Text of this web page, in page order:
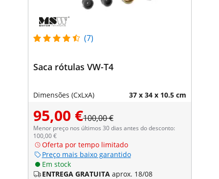
(7)
Saca rótulas VW-T4
Dimensões (CxLxA) 37 x 34 x 10.5 cm
95,00 €100,00 €
Menor preço nos últimos 30 dias antes do desconto:
100,00 €
Oferta por tempo limitado
Preço mais baixo garantido
Em stock
ENTREGA GRATUITA aprox. 18/08